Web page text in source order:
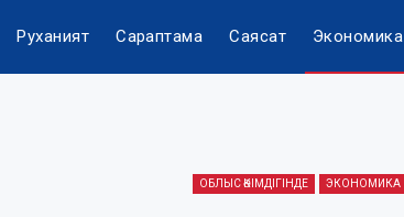
Руханият Сараптама Саясат Экономика
ОБЛЫС ӘКІМДІГІНДЕ ЭКОНОМИКА